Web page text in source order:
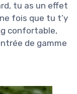
tu as un effet
fois que tu t’y
confortable,
de gamme